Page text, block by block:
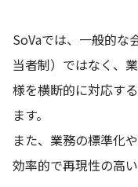
SoVaでは、一般的な
当者制）ではなく、
様を横断的に対応す
ます。
また、業務の標準化
効率的で再現性の高